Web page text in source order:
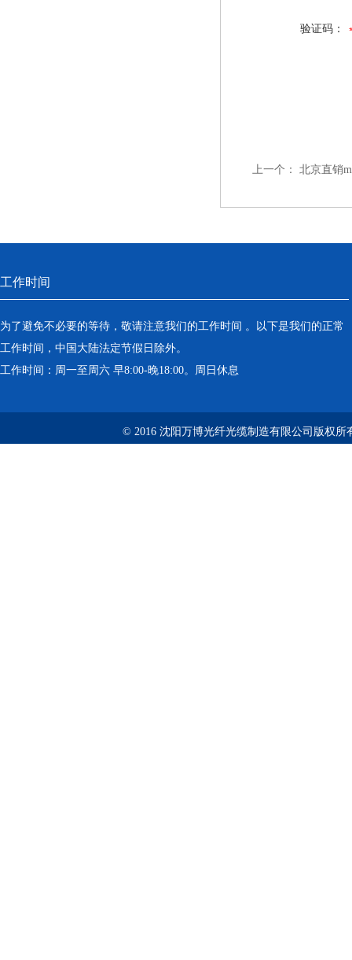
验证码：
上一个： 北京直销
工作时间
为了避免不必要的等待，敬请注意我们的工作时间 。以下是我们的正常
工作时间，中国大陆法定节假日除外。
工作时间：周一至周六 早8:00-晚18:00。周日休息
© 2016 沈阳万博光纤光缆制造有限公司版权所